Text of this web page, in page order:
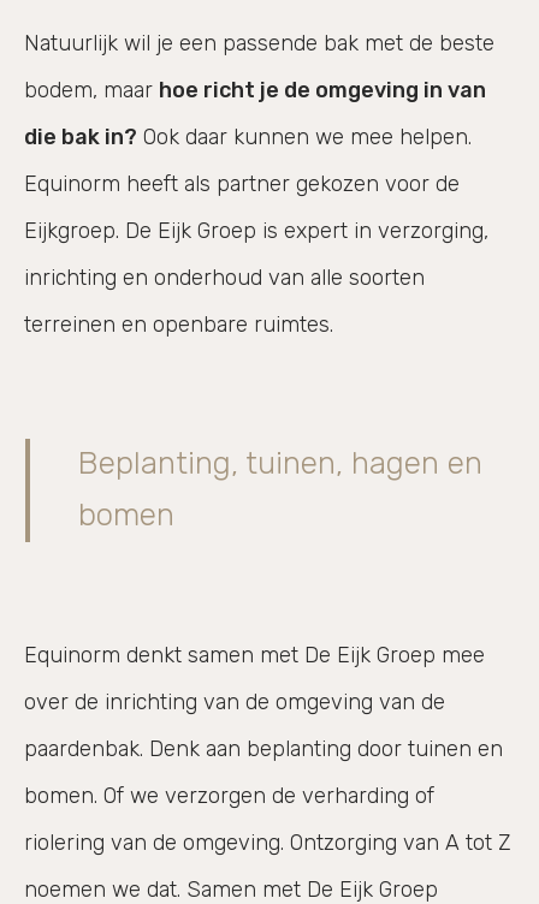
Natuurlijk wil je een passende bak met de beste
bodem, maar hoe richt je de omgeving in van
die bak in? Ook daar kunnen we mee helpen.
Equinorm heeft als partner gekozen voor de
Eijkgroep. De Eijk Groep is expert in verzorging,
inrichting en onderhoud van alle soorten
terreinen en openbare ruimtes.
Beplanting, tuinen, hagen en
bomen
Equinorm denkt samen met De Eijk Groep mee
over de inrichting van de omgeving van de
paardenbak. Denk aan beplanting door tuinen en
bomen. Of we verzorgen de verharding of
riolering van de omgeving. Ontzorging van A tot Z
noemen we dat. Samen met De Eijk Groep